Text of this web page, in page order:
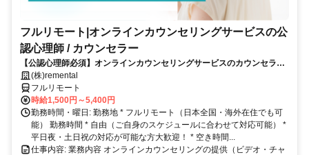
フルリモート|オンラインカウンセリングサービスの公
認心理師 / カウンセラー
【公認心理師必須】オンラインカウンセリングサービスのカウンセラー
募集｜30-50代女性活躍中
(株)remental
フルリモート
時給1,500円～5,400円
勤務時間・曜日: 勤務地 * フルリモート（日本全国・海外在住でも可
能） 勤務時間 * 自由（ご自身のスケジュールに合わせて対応可能） *
平日夜・土日祝の対応が可能な方大歓迎！ * 空き時間...
仕事内容: 業務内容 オンラインカウンセリングの提供（ビデオ・チャ